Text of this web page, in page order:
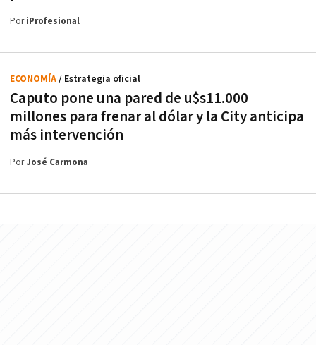
PoriProfesional
Caputo pone una pared de u$s11.000
millones para frenar al dólar y la City anticipa
más intervención
ECONOMÍA/ Estrategia oficial
PorJosé Carmona